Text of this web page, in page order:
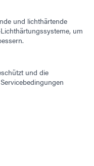
und lichthärtende
um
und die
Servicebedingungen